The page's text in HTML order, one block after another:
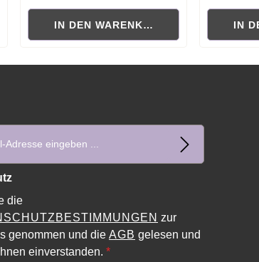
IN DEN WARENKORB IN
die
zur
genommen und die AGB gelesen und
einverstanden. *